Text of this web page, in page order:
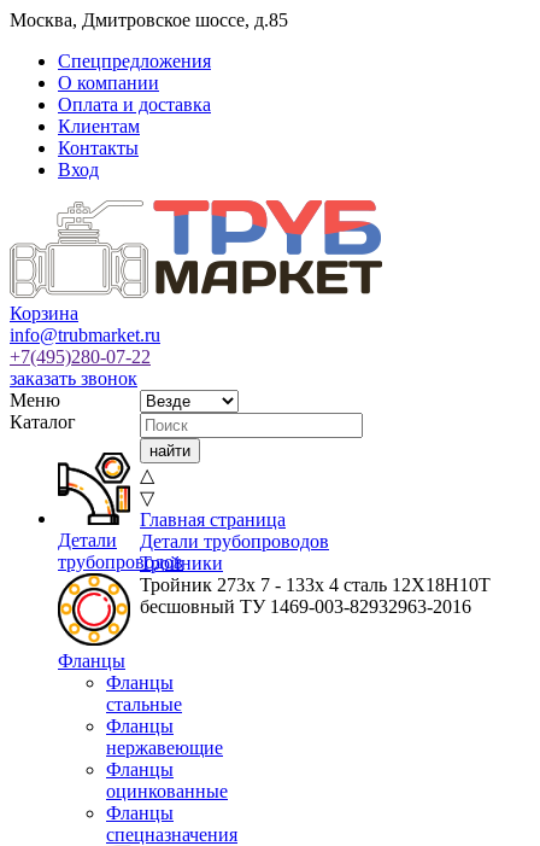
Москва, Дмитровское шоссе, д.85
Спецпредложения
О компании
Оплата и доставка
Клиентам
Контакты
Вход
Корзина
info@trubmarket.ru
+7(495)280-07-22
заказать звонок
Меню
Каталог
Детали
трубопроводов
Фланцы
Фланцы
стальные
Фланцы
нержавеющие
Фланцы
оцинкованные
Фланцы
спецназначения
△
▽
Главная страница
Детали трубопроводов
Тройники
Тройник 273х 7 - 133х 4 сталь 12Х18Н10Т
бесшовный ТУ 1469-003-82932963-2016